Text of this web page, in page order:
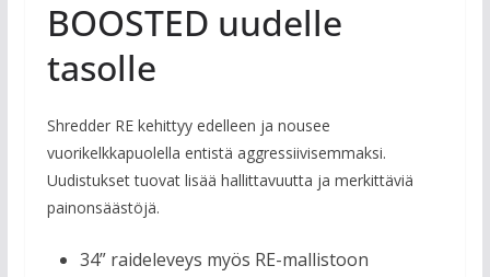
BOOSTED uudelle
tasolle
Shredder RE kehittyy edelleen ja nousee
vuorikelkkapuolella entistä aggressiivisemmaksi.
Uudistukset tuovat lisää hallittavuutta ja merkittäviä
painonsäästöjä.
34” raideleveys myös RE-mallistoon